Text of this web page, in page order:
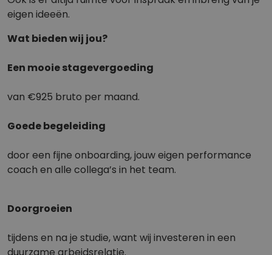
eigen ideeën.
Wat bieden wij jou?
Een mooie stagevergoeding
van €925 bruto per maand.
Goede begeleiding
door een fijne onboarding, jouw eigen performance
coach en alle collega’s in het team.
Doorgroeien
tijdens en na je studie, want wij investeren in een